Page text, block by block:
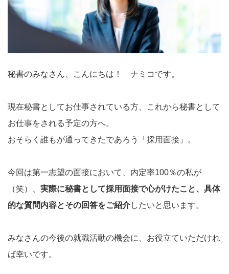
秘書のみなさん、こんにちは！ ナミコです。
現在秘書としてお仕事されている方、これから秘書として
お仕事をされる予定の方へ。
おそらく誰もが通ってきたであろう「採用面接」。
今回は第一志望の面接において、内定率100％の私が
（笑）、 実際に秘書として採用面接で心がけたこと、具体
的な質問内容とその回答をご紹介したいと思います。
みなさんの今後の就職活動の機会に、お役立ていただけれ
ば幸いです。